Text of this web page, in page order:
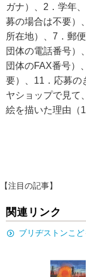
ガナ）、2．学年
募の場合は不要）
所在地）、7．郵
団体の電話番号）
団体のFAX番号）
要）、11．応募の
ヤショップで見て
絵を描いた理由（
【注目の記事】
関連リンク
ブリヂストンこ